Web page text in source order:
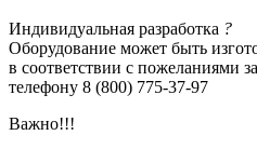
Индивидуальная разработка ?
Оборудование может быть
в соответствии с пожеланиями
телефону 8 (800) 775-37-97
Важно!!!